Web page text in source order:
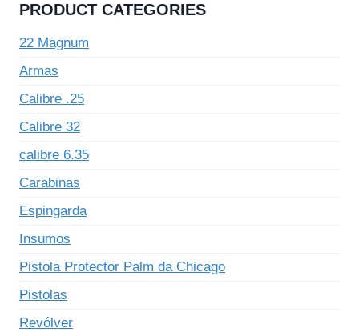
PRODUCT CATEGORIES
22 Magnum
Armas
Calibre .25
Calibre 32
calibre 6.35
Carabinas
Espingarda
Insumos
Pistola Protector Palm da Chicago
Pistolas
Revólver